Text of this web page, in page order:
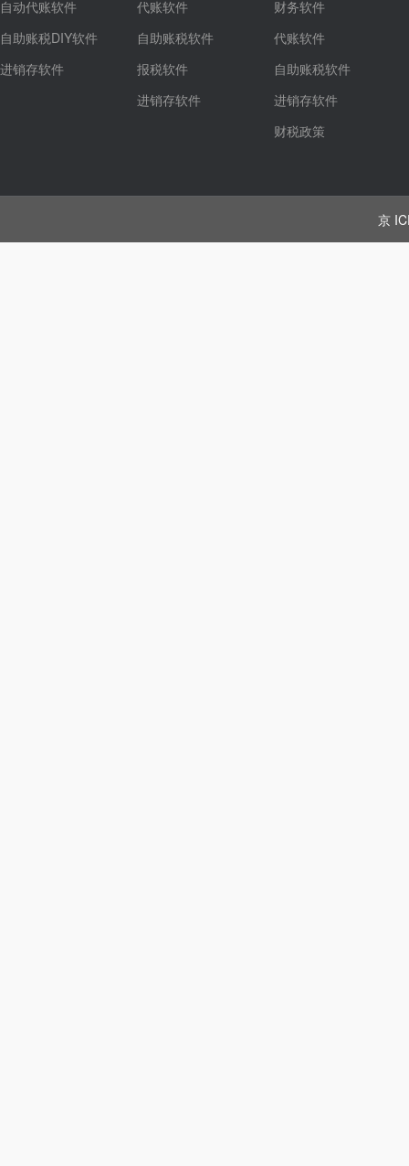
自动代账软件
自助账税DIY软件
进销存软件
代账软件
自助账税软件
报税软件
进销存软件
财务软件
代账软件
自助账税软件
进销存软件
财税政策
京